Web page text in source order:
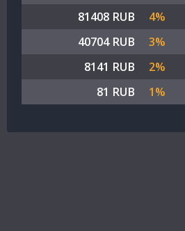
81408 RUB
4%
40704 RUB
3%
8141 RUB
2%
81 RUB
1%